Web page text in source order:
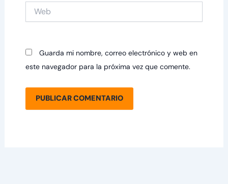
Guarda mi nombre, correo electrónico y web en
este navegador para la próxima vez que comente.